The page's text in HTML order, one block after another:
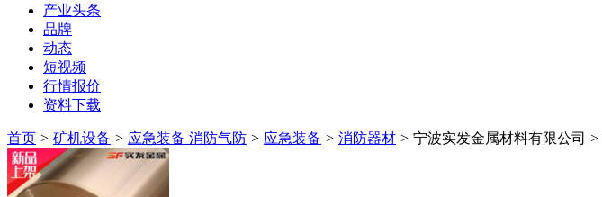
产业头条
品牌
动态
短视频
行情报价
资料下载
首页 > 矿机设备 > 应急装备 消防气防 > 应急装备 > 消防器材 > 宁波实发金属材料有限公司 >